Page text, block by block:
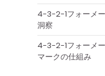
4-3-2-1フォーメ
洞察
4-3-2-1フォーメー
マークの仕組み